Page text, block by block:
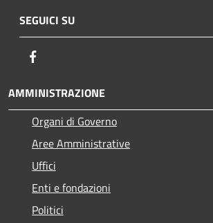
SEGUICI SU
AMMINISTRAZIONE
Organi di Governo
Aree Amministrative
Uffici
Enti e fondazioni
Politici